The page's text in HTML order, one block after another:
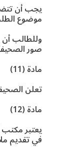
يجب أن
موضوع
وللطالب
صور
مادة (11)
تعلن
مادة (12)
يعتبر
في تقديم